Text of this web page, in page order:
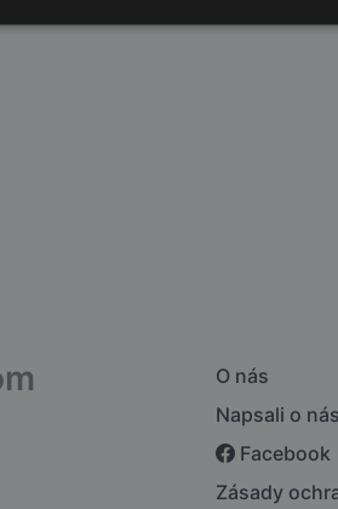
O nás
Napsali o nás
Facebook
Zásady